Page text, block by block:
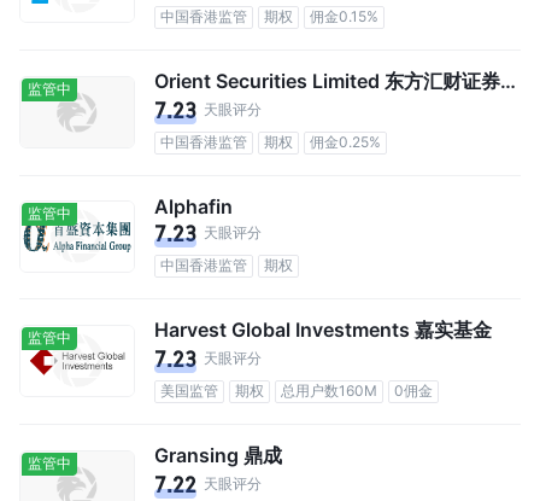
中国香港监管
期权 佣金0.15%
监管中 Orient Securities Limited 东方汇财证券有限公司
7.23 天眼评分
中国香港监管
期权 佣金0.25%
监管中 Alphafin
7.23 天眼评分
中国香港监管
期权
监管中 Harvest Global Investments 嘉实基金
7.23 天眼评分
美国监管
期权 总用户数160M 0佣金
监管中 Gransing 鼎成
7.22 天眼评分